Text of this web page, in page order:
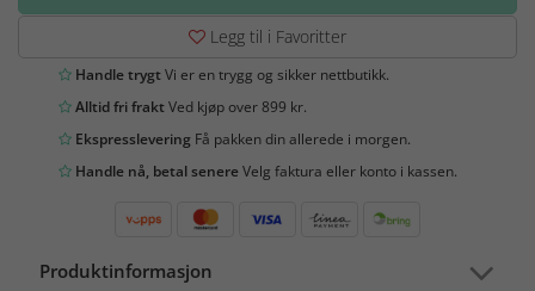
Legg til i Favoritter
Handle trygtVi er en trygg og sikker nettbutikk.
Alltid fri fraktVed kjøp over 899 kr.
Ekspresslevering Få pakken din allerede i morgen.
Handle nå, betal senereVelg faktura eller konto i kassen.
Produktinformasjon